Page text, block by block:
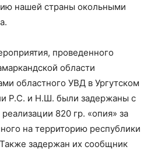
нашей страны окольными
проведенного
области
областного УВД в Ургутском
Р.С. и Н.Ш. были задержаны с
820 гр. «опия» за
на территорию республики
задержан их сообщник